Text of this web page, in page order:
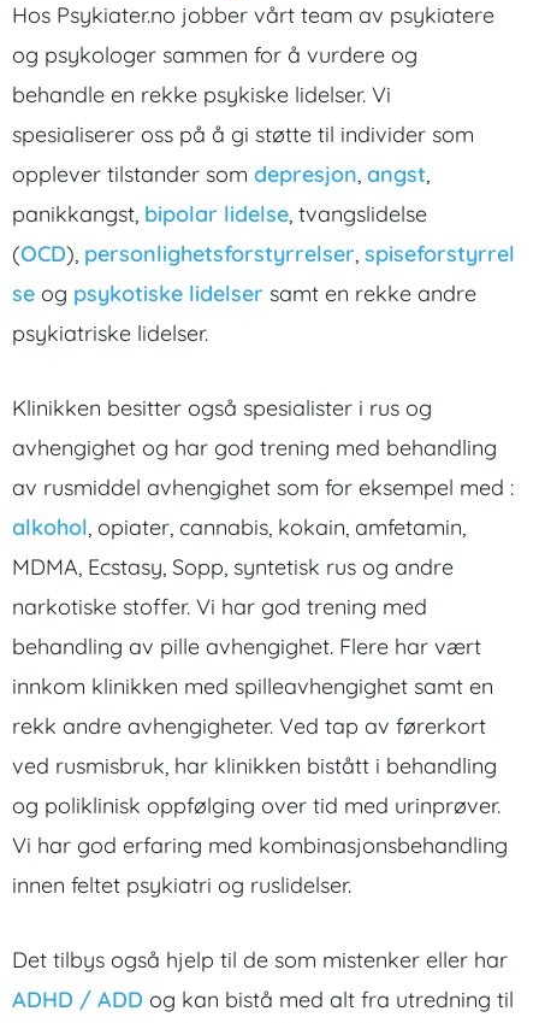
Hos Psykiater.no jobber vårt team av psykiatere
og psykologer sammen for å vurdere og
behandle en rekke psykiske lidelser. Vi
spesialiserer oss på å gi støtte til individer som
opplever tilstander som depresjon, angst,
panikkangst, bipolar lidelse, tvangslidelse
(OCD), personlighetsforstyrrelser, spiseforstyrrel
se og psykotiske lidelser samt en rekke andre
psykiatriske lidelser.
Klinikken besitter også spesialister i rus og
avhengighet og har god trening med behandling
av rusmiddel avhengighet som for eksempel med :
alkohol, opiater, cannabis, kokain, amfetamin,
MDMA, Ecstasy, Sopp, syntetisk rus og andre
narkotiske stoffer. Vi har god trening med
behandling av pille avhengighet. Flere har vært
innkom klinikken med spilleavhengighet samt en
rekk andre avhengigheter. Ved tap av førerkort
ved rusmisbruk, har klinikken bistått i behandling
og poliklinisk oppfølging over tid med urinprøver.
Vi har god erfaring med kombinasjonsbehandling
innen feltet psykiatri og ruslidelser.
Det tilbys også hjelp til de som mistenker eller har
ADHD / ADD og kan bistå med alt fra utredning til